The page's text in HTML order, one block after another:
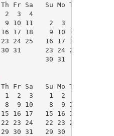
Fr Sa   Su Mo Tu We Th
2  3  4
9 10 11    2  3  4  5  6
17 18    9 10 11 12 13
24 25   16 17 18 19 20
30 31      23 24 25
Fr Sa   Su Mo Tu We Th
1  2  3    1  2  3  4  5
8  9 10    8  9 10 11 12
16 17   15 16 17 18 19
23 24   22 23 24 25 26
29 30 31   29 30